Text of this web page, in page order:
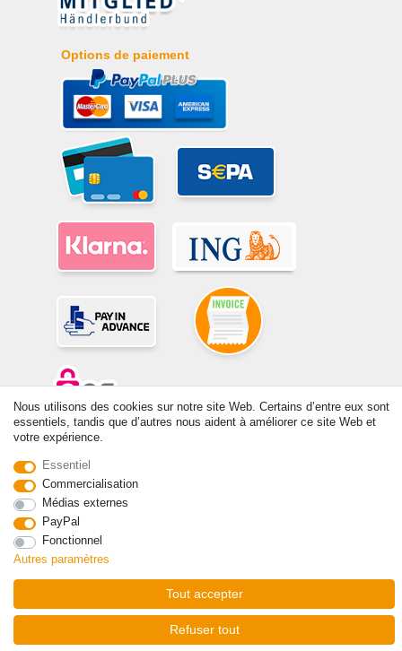
Options de paiement
© Copyright 2026 | Tous droits réservés. -Tous droits réservés – Les
Nous utilisons des cookies sur notre site Web. Certains d’entre eux sont
essentiels, tandis que d’autres nous aident à améliorer ce site Web et
votre expérience.
Essentiel
Commercialisation
Médias externes
PayPal
Fonctionnel
Autres paramètres
Tout accepter
Refuser tout
Rétracter le contrat ici